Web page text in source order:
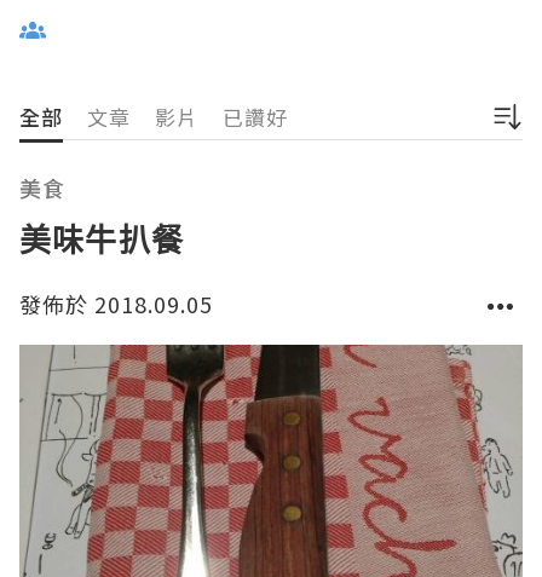
全部 文章 影片 已讚好
美食
美味牛扒餐
發佈於 2018.09.05